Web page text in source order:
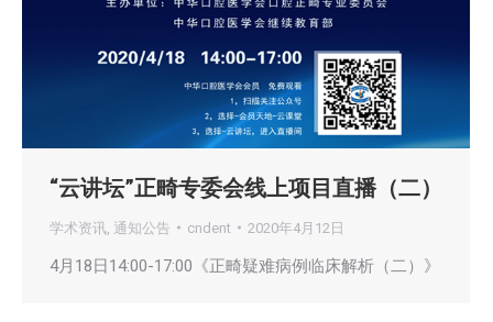
“云讲坛”正畸专委会线上项目直播（二）
学术资讯 通知公告 cndent 2020年4月12日
4月18日14:00-17:00《正畸疑难病例临床解析（二）》